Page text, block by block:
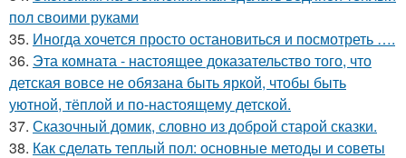
пол своими руками
35. Иногда хочется просто остановиться и посмотреть ….
36. Эта комната - настоящее доказательство того, что
детская вовсе не обязана быть яркой, чтобы быть
уютной, тёплой и по-настоящему детской.
37. Сказочный домик, словно из доброй старой сказки.
38. Как сделать теплый пол: основные методы и советы